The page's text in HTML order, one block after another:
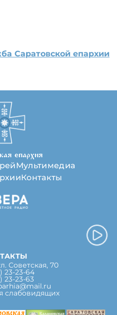
Саратовской епархии
епархия
Мультимедиа
Контакты
Советская, 70
23-23-64
23-23-63
слабовидящих